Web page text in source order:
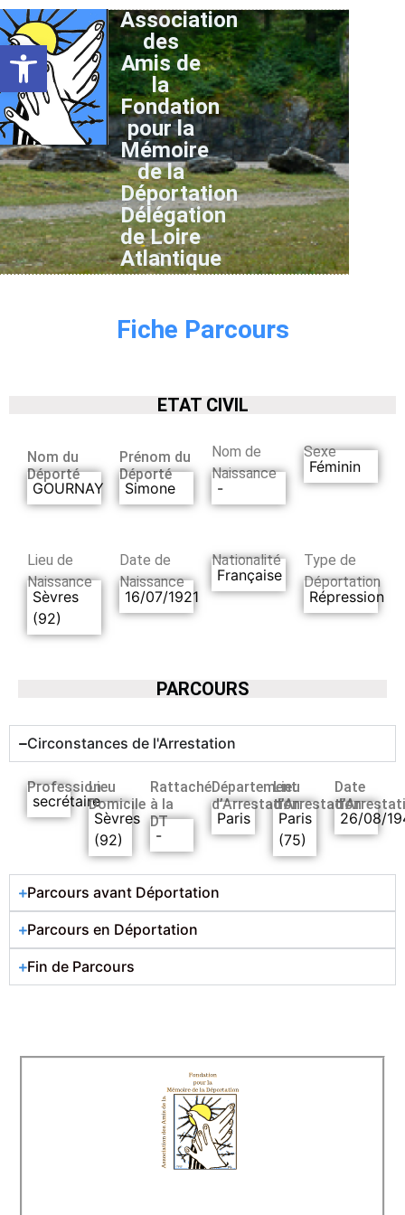
Ouvrir la barre d’outils
Association
des
Amis de
la
Fondation
pour la
Mémoire
de la
Déportation
Délégation
de Loire
Atlantique
Fiche Parcours
ETAT CIVIL
Nom du
Déporté
GOURNAY
Prénom du
Déporté
Simone
Nom de
Naissance
-
Sexe
Féminin
Lieu de
Naissance
Sèvres
(92)
Date de
Naissance
16/07/1921
Nationalité
Française
Type de
Déportation
Répression
PARCOURS
Circonstances de l'Arrestation
Profession
secrétaire
Lieu
Domicile
Sèvres
(92)
Rattaché
à la
DT
-
Département
d’Arrestation
Paris
Lieu
d’Arrestation
Paris
(75)
Date
26/08/
Parcours avant Déportation
Parcours en Déportation
Fin de Parcours